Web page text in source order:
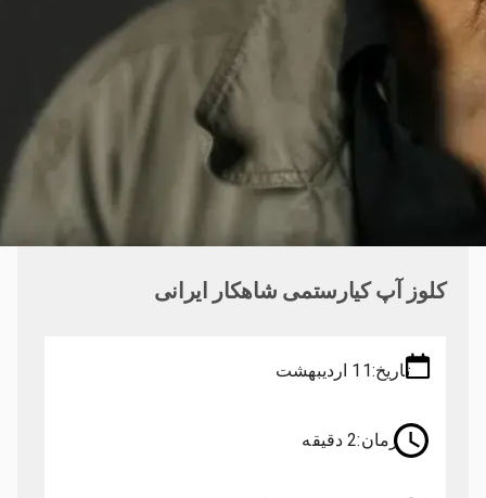
کلوز آپ کیارستمی شاهکار ایرانی
تاریخ:11 اردیبهشت
زمان:2 دقیقه